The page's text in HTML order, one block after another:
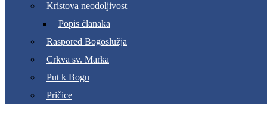
Kristova neodoljivost
Popis članaka
Raspored Bogoslužja
Crkva sv. Marka
Put k Bogu
Pričice